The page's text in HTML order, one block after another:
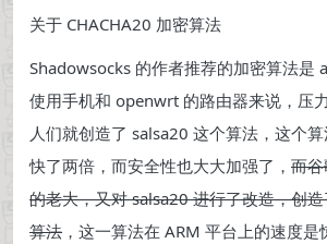
关于 CHACHA20 加密算法
Shadowsocks 的作者推荐的加密算法是
使用手机和 openwrt 的路由器来说，压
人们就创造了 salsa20 这个算法，这个
快了两倍，而安全性也大大加强了， 而
的老大，又对 salsa20 进行了改造，创
算法 ，这一算法在 ARM 平台上的速度